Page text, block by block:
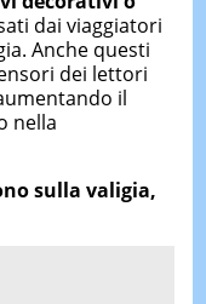
dai viaggiatori
Anche questi
dei lettori
il
nella
sulla valigia,